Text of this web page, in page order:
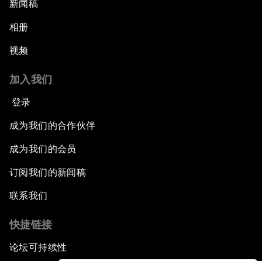
新闻稿
相册
视频
加入我们
登录
成为我们的合作伙伴
成为我们的会员
订阅我们的新闻稿
联系我们
快捷链接
论坛可持续性